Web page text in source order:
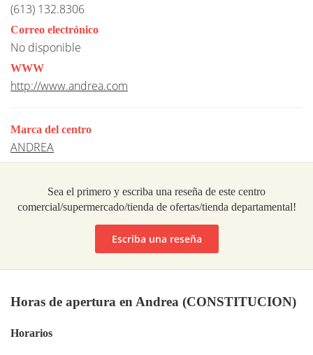
(613) 132.8306
Correo electrónico
No disponible
WWW
http://www.andrea.com
Marca del centro
ANDREA
Sea el primero y escriba una reseña de este centro
comercial/supermercado/tienda de ofertas/tienda departamental!
Escriba una reseña
Horas de apertura en Andrea (CONSTITUCION)
Horarios